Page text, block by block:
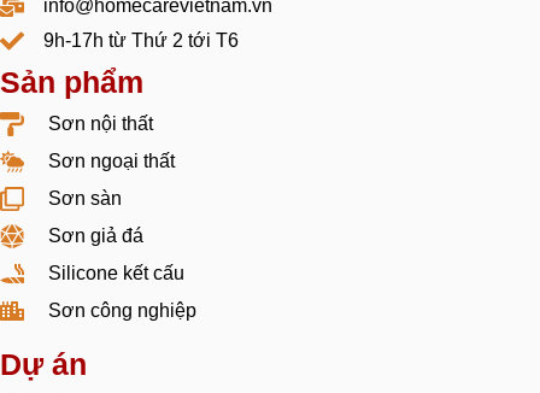
info@homecarevietnam.vn
9h-17h từ Thứ 2 tới T6
Sản phẩm
Sơn nội thất
Sơn ngoại thất
Sơn sàn
Sơn giả đá
Silicone kết cấu
Sơn công nghiệp
Dự án